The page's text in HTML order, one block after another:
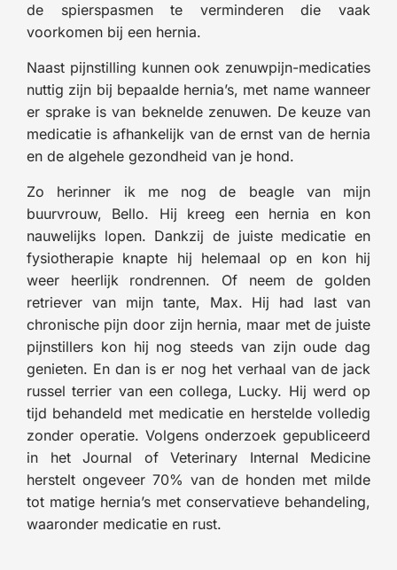
de spierspasmen te verminderen die vaak
voorkomen bij een hernia.
Naast pijnstilling kunnen ook zenuwpijn-medicaties
nuttig zijn bij bepaalde hernia’s, met name wanneer
er sprake is van beknelde zenuwen. De keuze van
medicatie is afhankelijk van de ernst van de hernia
en de algehele gezondheid van je hond.
Zo herinner ik me nog de beagle van mijn
buurvrouw, Bello. Hij kreeg een hernia en kon
nauwelijks lopen. Dankzij de juiste medicatie en
fysiotherapie knapte hij helemaal op en kon hij
weer heerlijk rondrennen. Of neem de golden
retriever van mijn tante, Max. Hij had last van
chronische pijn door zijn hernia, maar met de juiste
pijnstillers kon hij nog steeds van zijn oude dag
genieten. En dan is er nog het verhaal van de jack
russel terrier van een collega, Lucky. Hij werd op
tijd behandeld met medicatie en herstelde volledig
zonder operatie. Volgens onderzoek gepubliceerd
in het Journal of Veterinary Internal Medicine
herstelt ongeveer 70% van de honden met milde
tot matige hernia’s met conservatieve behandeling,
waaronder medicatie en rust.